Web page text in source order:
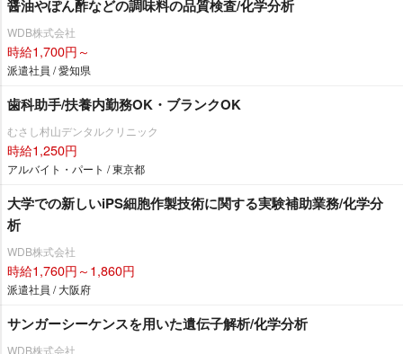
醤油やぽん酢などの調味料の品質検査/化学分析
WDB株式会社
時給1,700円～
派遣社員 / 愛知県
歯科助手/扶養内勤務OK・ブランクOK
むさし村山デンタルクリニック
時給1,250円
アルバイト・パート / 東京都
大学での新しいiPS細胞作製技術に関する実験補助業務/化学分
析
WDB株式会社
時給1,760円～1,860円
派遣社員 / 大阪府
サンガーシーケンスを用いた遺伝子解析/化学分析
WDB株式会社